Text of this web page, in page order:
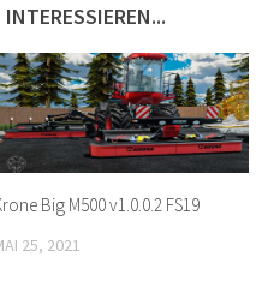
Big M500 v1.0.0.2 FS19
25, 2021